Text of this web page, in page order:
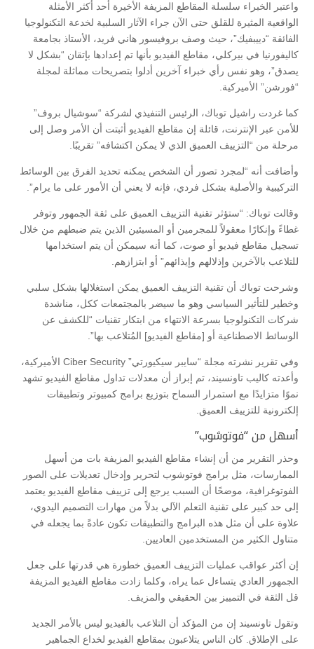
واعتبر الخبراء سلسلة المقاطع المزيفة الأخيرة أحد أكثر الأمثلة
الواقعية المثيرة للقلق حتى الآن جراء الآثار السلبية لخدعة التكنولوجيا
الفائقة “دييبفيك”، حيث وصف بروفيسور هاني فريد، الأستاذ بجامعة
كاليفورنيا في بيركلي، مقاطع الفيديو بأنها تم إعدادها بإتقان “بشكل لا
يصدق”، وهو نفس رأي خبراء آخرين أدلوا بتصريحات مماثلة لمجلة
“فورشن” الأميركية.
كما غردت راشيل توباك، الرئيس التنفيذي لشركة “سوشيال بروف”
للأمن عبر الإنترنت، قائلة إن مقاطع الفيديو أثبتت أن الأمر وصل إلى
مرحلة من “التزييف العميق الذي لا يمكن اكتشافه” تقريبًا.
وأضافت أنه “لمجرد تصور أن الشخص يمكنه تحديد الفرق بين الوسائط
التركيبية والأصلية بشكل فردي، فإنه لا يعني أن الأمور على ما يرام”.
وقالت توباك: “ستؤثر تقنية التزييف العميق على ثقة الجمهور وتوفر
غطاءً وإنكارًا معقولاً للمجرمين أو المسيئين الذين يتم ضبطهم من خلال
تسجيل مقاطع فيديو أو صوت، كما أنه سيمكن أن يتم استخدامها
للتلاعب بالآخرين وإذلالهم وإيذائهم” أو ابتزازهم.
وشرحت توباك أن تقنية التزييف العميق يمكن استغلالها بشكل سلبي
وخطير للتأثير السياسي وهو ما سيضر بالمجتمعات ككل، مناشدة
شركات التكنولوجيا بسرعة الانتهاء من ابتكار تقنيات “للكشف عن
الوسائط الاصطناعية أو [مقاطع الفيديو] المُتلاعب بها”.
وفي تقرير نشرته مجلة “سايبر سيكيورتي” Ciber Security الأميركية،
وأعدته كاليب تاونسيند، تم إبراز أن معدلات تداول مقاطع الفيديو تشهد
نموًا متزايدًا مع استمرار السماح بتوزيع برامج كمبيوتر وتطبيقات
إلكترونية للتزييف العميق.
أسهل من “فوتوشوب”
وحذر التقرير من أن إنشاء مقاطع الفيديو المزيفة بات من أسهل
الممارسات، مثل برامج فوتوشوب لتحرير وإدخال تعديلات على الصور
الفوتوغرافية، موضحًا أن السبب يرجع إلى تزييف مقاطع الفيديو يعتمد
إلى حد كبير على تقنية التعلم الآلي بدلاً من مهارات التصميم اليدوي،
علاوة على أن مثل هذه البرامج والتطبيقات تكون عادةً بما يجعله في
متناول الكثير من المستخدمين العاديين.
إن أكثر عواقب عمليات التزييف العميق خطورة هي قدرتها على جعل
الجمهور العادي يتساءل عما يراه، وكلما زادت مقاطع الفيديو المزيفة
قل الثقة في التمييز بين الحقيقي والمزيف.
وتقول تاونسيند إن من المؤكد أن التلاعب بالفيديو ليس بالأمر الجديد
على الإطلاق. كان الناس يتلاعبون بمقاطع الفيديو لخداع الجماهير